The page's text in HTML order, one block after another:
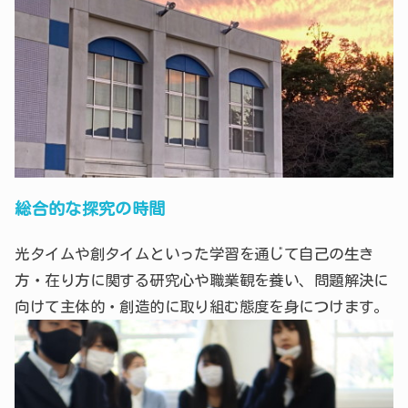
総合的な探究の時間
光タイムや創タイムといった学習を通じて自己の生き
方・在り方に関する研究心や職業観を養い、問題解決に
向けて主体的・創造的に取り組む態度を身につけます。